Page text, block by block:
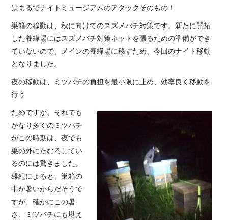
はまるでナイトミュージアムのアタックそのもの！
巣箱の移動は、秋に向けてのスズメバチ対策です。新たに開拓
した養蜂場にはスズメバチ対策ネットを張るための準備ができ
ていないので、メインの養蜂場に移すため、今回のナイト移動
となりました。
夜の移動は、ミツバチの負担を最小限に止め、効率良く移動を
行う
ためですが、それでも
かなり多くのミツバチ
がこの時期は、夜でも
巣の外にたむろしてい
るのには驚きました。
雄紀によると、巣箱の
中が暑いからだそうで
すが、確かにこの暑
さ、ミツバチにも堪え